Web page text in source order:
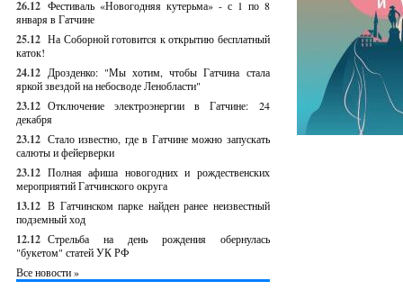
26.12 Фестиваль «Новогодняя кутерьма» - с 1 по 8
января в Гатчине
25.12 На Соборной готовится к открытию бесплатный
каток!
24.12 Дрозденко: "Мы хотим, чтобы Гатчина стала
яркой звездой на небосводе Ленобласти"
23.12 Отключение электроэнергии в Гатчине: 24
декабря
23.12 Стало известно, где в Гатчине можно запускать
салюты и фейерверки
23.12 Полная афиша новогодних и рождественских
мероприятий Гатчинского округа
13.12 В Гатчинском парке найден ранее неизвестный
подземный ход
12.12 Стрельба на день рождения обернулась
"букетом" статей УК РФ
Все новости »